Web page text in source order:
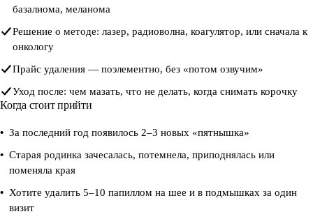
базалиома, меланома
Решение о методе: лазер, радиоволна, коагулятор, или сначала к
онкологу
Прайс удаления — поэлементно, без «потом озвучим»
Уход после: чем мазать, что не делать, когда снимать корочку
Когда стоит прийти
За последний год появилось 2–3 новых «пятнышка»
Старая родинка зачесалась, потемнела, приподнялась или
поменяла края
Хотите удалить 5–10 папиллом на шее и в подмышках за один
визит